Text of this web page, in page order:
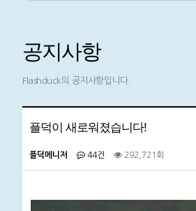
공지사항
Flashduck의 공지사항입니다.
플덕이 새로워졌습니다!
플덕메니저 44건 292,721회